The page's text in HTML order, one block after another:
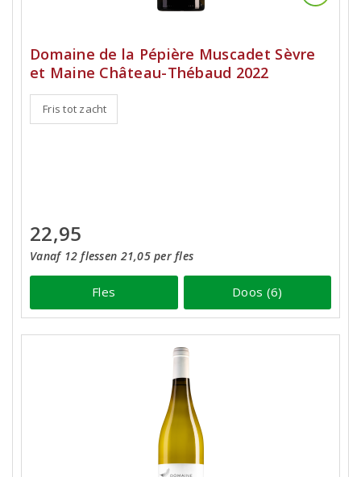
Domaine de la Pépière Muscadet Sèvre
et Maine Château-Thébaud 2022
Fris tot zacht
22,95
Vanaf 12 flessen 21,05 per fles
Fles Doos (6)